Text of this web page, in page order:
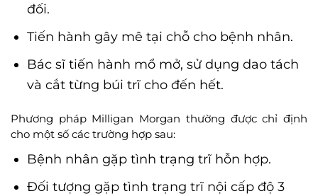
đối.
Tiến hành gây mê tại chỗ cho bệnh nhân.
Bác sĩ tiến hành mổ mở, sử dụng dao tách
và cắt từng búi trĩ cho đến hết.
Phương pháp Milligan Morgan thường được chỉ định
cho một số các trường hợp sau:
Bệnh nhân gặp tình trạng trĩ hỗn hợp.
Đối tượng gặp tình trạng trĩ nội cấp độ 3